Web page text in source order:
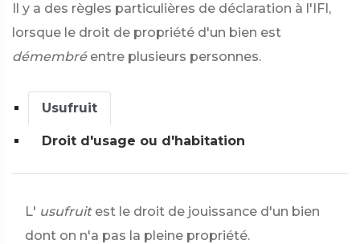
Il y a des règles particulières de déclaration à l'IFI,
lorsque le droit de propriété d'un bien est
démembré entre plusieurs personnes.
Usufruit
Droit d'usage ou d'habitation
L' usufruit est le droit de jouissance d'un bien
dont on n'a pas la pleine propriété.